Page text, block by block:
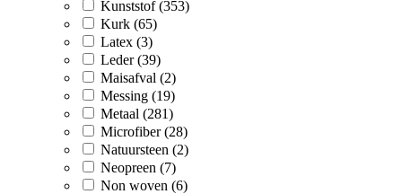
Kunststof (353)
Kurk (65)
Latex (3)
Leder (39)
Maisafval (2)
Messing (19)
Metaal (281)
Microfiber (28)
Natuursteen (2)
Neopreen (7)
Non woven (6)